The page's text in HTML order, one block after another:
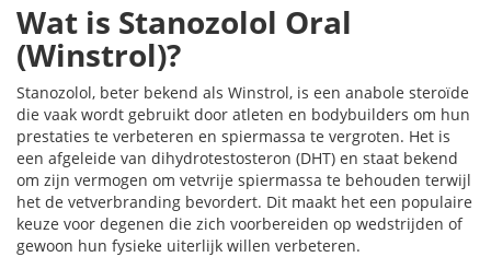
Wat is Stanozolol Oral
(Winstrol)?
Stanozolol, beter bekend als Winstrol, is een anabole steroïde
die vaak wordt gebruikt door atleten en bodybuilders om hun
prestaties te verbeteren en spiermassa te vergroten. Het is
een afgeleide van dihydrotestosteron (DHT) en staat bekend
om zijn vermogen om vetvrije spiermassa te behouden terwijl
het de vetverbranding bevordert. Dit maakt het een populaire
keuze voor degenen die zich voorbereiden op wedstrijden of
gewoon hun fysieke uiterlijk willen verbeteren.